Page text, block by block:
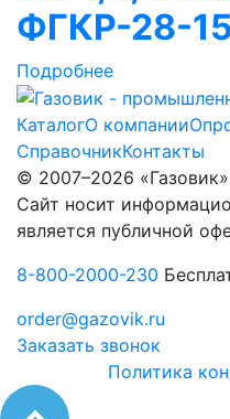
ФГКР-28-
Подробнее
КаталогО компании
СправочникКонтакты
© 2007–2026 «Газовик»
Сайт носит
является публичной
8-800-2000-230
order@gazovik.ru
Заказать звонок
Политика